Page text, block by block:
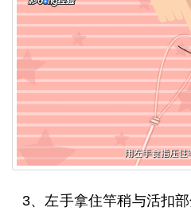
3、左手拿住竿稍与活扣